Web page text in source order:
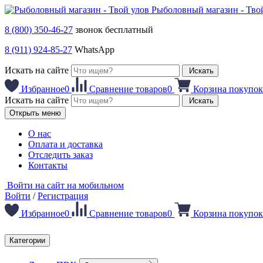
Рыболовный магазин -
8 (800) 350-46-27 звонок бесплатный
8 (911) 924-85-27 WhatsApp
Искать на сайте Искать
Избранное0 Сравнение товаров0 Корзина покупок
Искать на сайте
Искать
Открыть меню
О нас
Оплата и доставка
Отследить заказ
Контакты
Войти на сайт на мобильном
Войти /Регистрация
Избранное0 Сравнение товаров0 Корзина покупок
Категории